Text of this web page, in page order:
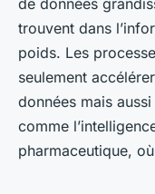
de données
trouvent dans
poids. Les
seulement
données mais
comme
pharmaceutique,